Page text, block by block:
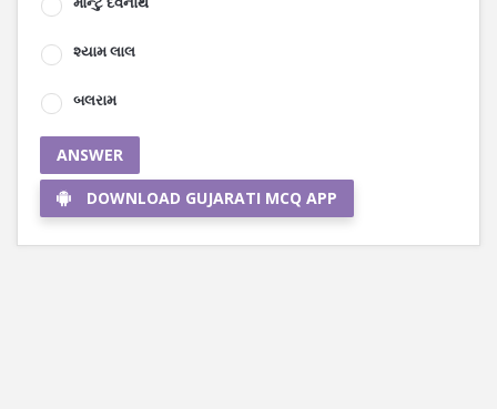
શ્યામ લાલ
બલરામ
ANSWER
DOWNLOAD GUJARATI MCQ APP